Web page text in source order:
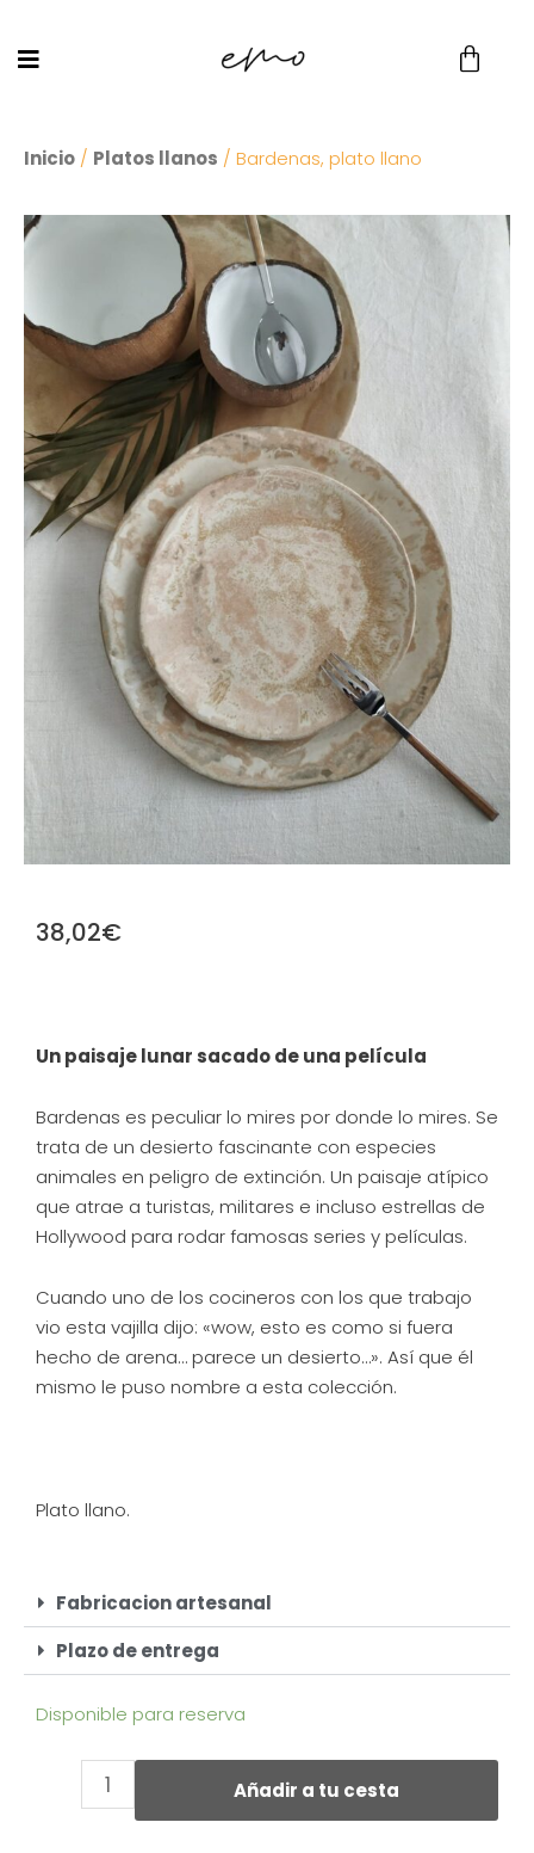
Inicio / Platos llanos / Bardenas, plato llano
38,02€
Un paisaje lunar sacado de una película
Bardenas es peculiar lo mires por donde lo mires. Se
trata de un desierto fascinante con especies
animales en peligro de extinción. Un paisaje atípico
que atrae a turistas, militares e incluso estrellas de
Hollywood para rodar famosas series y películas.
Cuando uno de los cocineros con los que trabajo
vio esta vajilla dijo: «wow, esto es como si fuera
hecho de arena… parece un desierto…». Así que él
mismo le puso nombre a esta colección.
Plato llano.
Fabricacion artesanal
Plazo de entrega
Disponible para reserva
Añadir a tu cesta